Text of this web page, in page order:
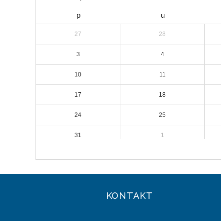
p u
27 28
3 4
10 11
17 18
24 25
31 1
KONTAKT